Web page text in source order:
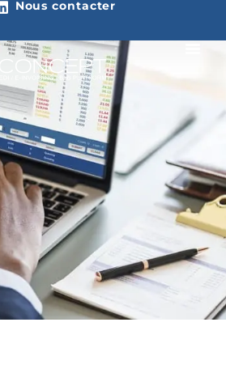
Nous contacter